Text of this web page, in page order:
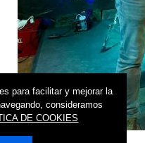
para facilitar y mejorar la
consideramos
DE COOKIES